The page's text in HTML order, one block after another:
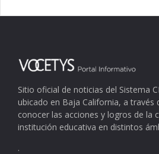
Sitio oficial de noticias del Sistema
ubicado en Baja California, a través
conocer las acciones y logros de la
institución educativa en distintos
.